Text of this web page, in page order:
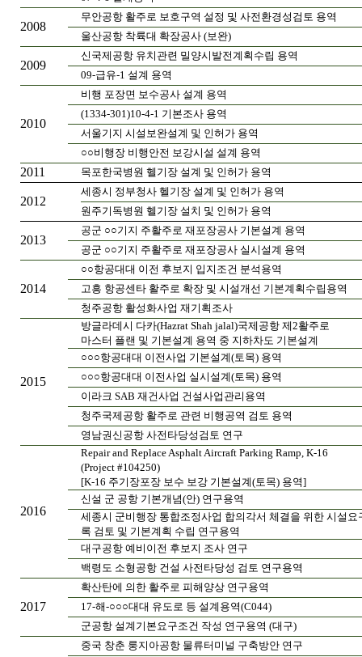
2008
무안공항 활주로 보호구역 설정 및 사전환경성검토 용역
울산공항 착륙대 확장공사 (보완)
2009
신국제공항 유치관련 밀양시발전계획수립 용역
09-급유-1 설계 용역
2010
비행 포장면 보수공사 설계 용역
(1334-301)10-4-1 기본조사 용역
서울기지 시설보완설계 및 인허가 용역
○○비행장 비행안전 보강시설 설계 용역
2011 목포한국병원 헬기장 설계 및 인허가 용역
2012
세종시 정부청사 헬기장 설계 및 인허가 용역
원주기독병원 헬기장 설치 및 인허가 용역
2013
공군 ○○기지 주활주로 재포장공사 기본설계 용역
공군 ○○기지 주활주로 재포장공사 실시설계 용역
2014
○○항공대대 이전 후보지 입지조건 분석용역
고흥 항공센타 활주로 확장 및 시설개선 기본계획수립용역
청주공항 활성화사업 재기획조사
2015
방글라데시 다카(Hazrat Shah jalal)국제공항 제2활주로
마스터 플랜 및 기본설계 용역 중 지하차도 기본설계
○○○항공대대 이전사업 기본설계(토목) 용역
○○○항공대대 이전사업 실시설계(토목) 용역
이라크 SAB 재건사업 건설사업관리용역
청주국제공항 활주로 관련 비행공역 검토 용역
영남권신공항 사전타당성검토 연구
2016
Repair and Replace Asphalt Aircraft Parking Ramp, K-16
(Project #104250)
[K-16 주기장포장 보수 보강 기본설계(토목) 용역]
신설 군 공항 기본개념(안) 연구용역
세종시 군비행장 통합조정사업 합의각서 체결을 위한 시설요
록 검토 및 기본계획 수립 연구용역
대구공항 예비이전 후보지 조사 연구
백령도 소형공항 건설 사전타당성 검토 연구용역
2017
확산탄에 의한 활주로 피해양상 연구용역
17-해-○○○대대 유도로 등 설계용역(C044)
군공항 설계기본요구조건 작성 연구용역 (대구)
중국 창춘 룽지아공항 물류터미널 구축방안 연구